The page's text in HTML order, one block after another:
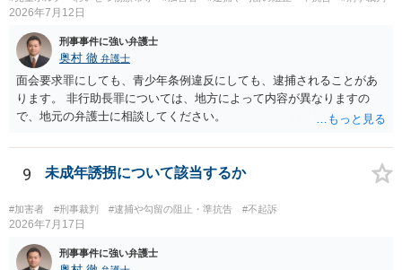
2026年7月12日
刑事事件に強い弁護士
奥村 徹 弁護士
面会要求罪にしても、青少年条例違反にしても、逮捕されることがあ
ります。 非行助長罪については、地方によって内容が異なりますの
で、地元の弁護士に相談してください。
9 未成年誘拐について該当するか
#加害者 #刑事裁判 #逮捕や勾留の阻止・準抗告 #不起訴
2026年7月17日
刑事事件に強い弁護士